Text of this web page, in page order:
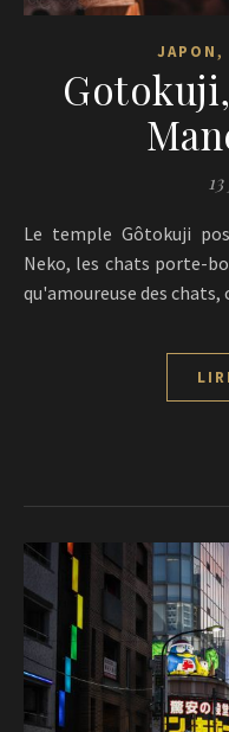
JAPON ,
Le temple Gôtokuji possède un autel dédié aux Maneki
Neko, les chats porte-
qu'amoureuse des